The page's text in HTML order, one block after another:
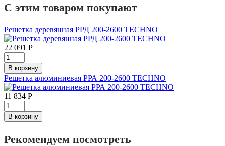
С этим товаром покупают
Решетка деревянная РРД 200-2600 TECHNO
22 091 Р
Решетка алюминиевая РРА 200-2600 TECHNO
11 834 Р
Рекомендуем посмотреть